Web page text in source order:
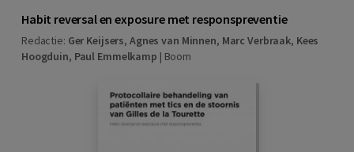
Habit reversal en exposure met responspreventie
Redactie: Ger Keijsers, Agnes van Minnen, Marc Verbraak, Kees
Hoogduin, Paul Emmelkamp | Boom